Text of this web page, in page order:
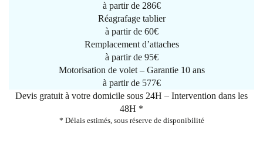
à partir de 286€
Réagrafage tablier
à partir de 60€
Remplacement d’attaches
à partir de 95€
Motorisation de volet – Garantie 10 ans
à partir de 577€
Devis gratuit à votre domicile sous 24H – Intervention dans les
48H *
* Délais estimés, sous réserve de disponibilité